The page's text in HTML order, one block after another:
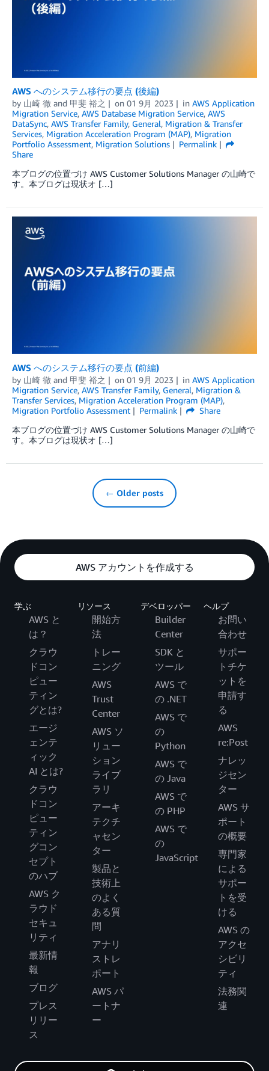
AWS へのシステム移行の要点 (後編)
by 山崎 徹 and 甲斐 裕之 on 01 9月 2023 in AWS Application
Migration Service, AWS Database Migration Service, AWS
DataSync, AWS Transfer Family, General, Migration & Transfer
Services, Migration Acceleration Program (MAP), Migration
Portfolio Assessment, Migration Solutions
Permalink
Share
本ブログの位置づけ AWS Customer Solutions Manager の山崎で
す。本ブログは現状オ […]
AWS へのシステム移行の要点 (前編)
by 山崎 徹 and 甲斐 裕之 on 01 9月 2023 in AWS Application
Migration Service, AWS Transfer Family, General, Migration &
Transfer Services, Migration Acceleration Program (MAP),
Migration Portfolio Assessment
Permalink
Share
本ブログの位置づけ AWS Customer Solutions Manager の山崎で
す。本ブログは現状オ […]
← Older posts
AWS アカウントを作成する
学ぶ
AWS と
は？
クラウ
ドコン
ピュー
ティン
グとは?
エージ
ェンテ
ィック
AI とは?
クラウ
ドコン
ピュー
ティン
グコン
セプト
のハブ
AWS ク
ラウド
セキュ
リティ
最新情
報
ブログ
プレス
リリー
ス
リソース
開始方
法
トレー
ニング
AWS
Trust
Center
AWS ソ
リュー
ション
ライブ
ラリ
アーキ
テクチ
ャセン
ター
製品と
技術上
のよく
ある質
問
アナリ
ストレ
ポート
AWS パ
ートナ
ー
デベロッパー
Builder
Center
SDK と
ツール
AWS で
の .NET
AWS で
の
Python
AWS で
の Java
AWS で
の PHP
AWS で
の
JavaScript
ヘルプ
お問い
合わせ
サポー
トチケ
ットを
申請す
る
AWS
re:Post
ナレッ
ジセン
ター
AWS サ
ポート
の概要
専門家
による
サポー
トを受
ける
AWS の
アクセ
シビリ
ティ
法務関
連